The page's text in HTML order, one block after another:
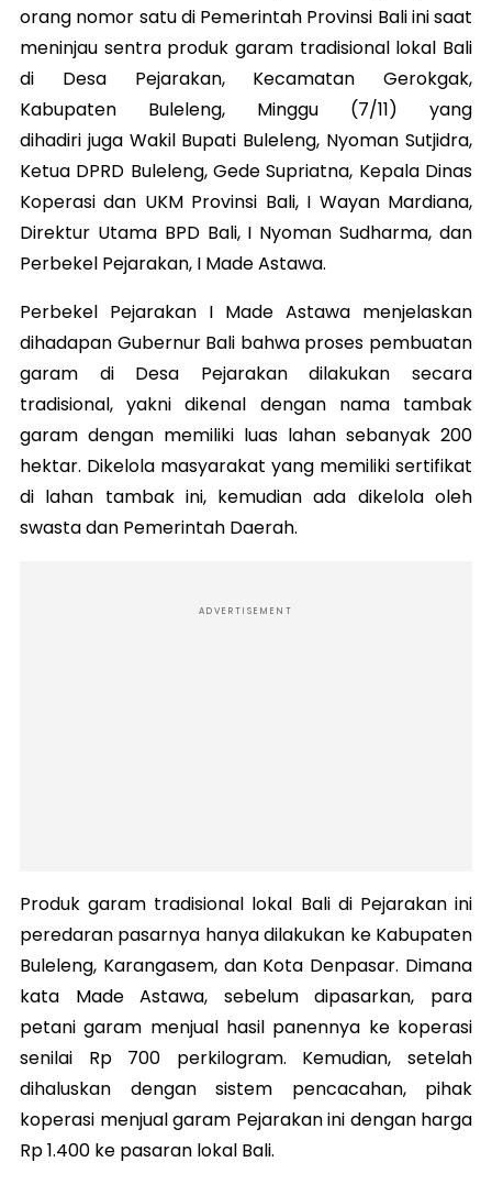
orang nomor satu di Pemerintah Provinsi Bali ini saat
meninjau sentra produk garam tradisional lokal Bali
di Desa Pejarakan, Kecamatan Gerokgak,
Kabupaten Buleleng, Minggu (7/11) yang
dihadiri juga Wakil Bupati Buleleng, Nyoman Sutjidra,
Ketua DPRD Buleleng, Gede Supriatna, Kepala Dinas
Koperasi dan UKM Provinsi Bali, I Wayan Mardiana,
Direktur Utama BPD Bali, I Nyoman Sudharma, dan
Perbekel Pejarakan, I Made Astawa.
Perbekel Pejarakan I Made Astawa menjelaskan
dihadapan Gubernur Bali bahwa proses pembuatan
garam di Desa Pejarakan dilakukan secara
tradisional, yakni dikenal dengan nama tambak
garam dengan memiliki luas lahan sebanyak 200
hektar. Dikelola masyarakat yang memiliki sertifikat
di lahan tambak ini, kemudian ada dikelola oleh
swasta dan Pemerintah Daerah.
ADVERTISEMENT
Produk garam tradisional lokal Bali di Pejarakan ini
peredaran pasarnya hanya dilakukan ke Kabupaten
Buleleng, Karangasem, dan Kota Denpasar. Dimana
kata Made Astawa, sebelum dipasarkan, para
petani garam menjual hasil panennya ke koperasi
senilai Rp 700 perkilogram. Kemudian, setelah
dihaluskan dengan sistem pencacahan, pihak
koperasi menjual garam Pejarakan ini dengan harga
Rp 1.400 ke pasaran lokal Bali.